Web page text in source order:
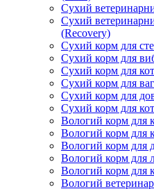
Сухий
Сухий
(Recovery)
Сухий корм для
Сухий корм для
Сухий корм для
Сухий корм для
Сухий корм для
Сухий корм для
Вологий корм для
Вологий корм для
Вологий корм для
Вологий корм для
Вологий корм для
Вологий